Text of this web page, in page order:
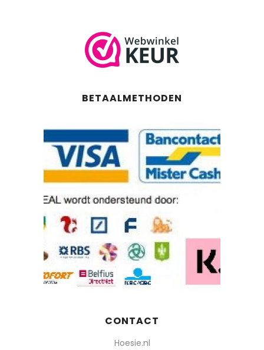
BETAALMETHODEN
CONTACT
Hoesie.nl